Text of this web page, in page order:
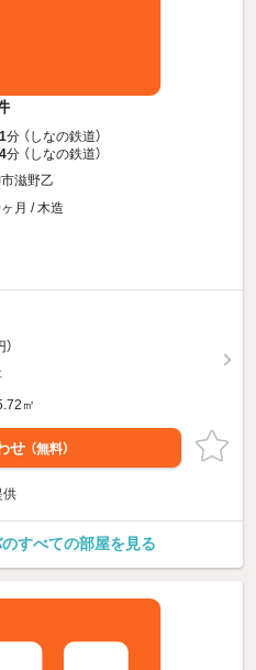
分 （しなの鉄道）
分 （しなの鉄道）
滋野乙
月 / 木造
㎡
せ （無料）
供
すべての部屋を見る